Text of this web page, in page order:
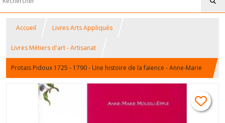
Accueil Livres Arts Appliqués
Livres Métiers d'art - Artisanat
Protais Pidoux 1725 - 1790 - Une histoire de la faïence - Anne-Marie
Moussu-Epple - Jean Epple